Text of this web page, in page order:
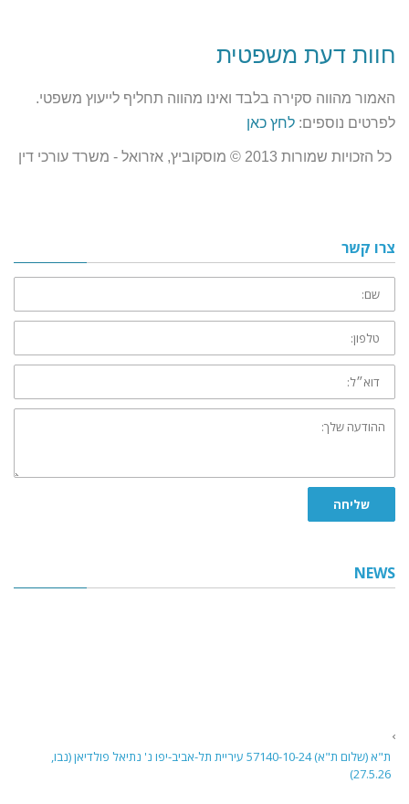
חוות דעת משפטית
האמור מהווה סקירה בלבד ואינו מהווה תחליף לייעוץ משפטי.
לפרטים נוספים: לחץ כאן
כל הזכויות שמורות 2013 © מוסקוביץ, אזרואל - משרד עורכי דין
צרו קשר
שם:
טלפון:
דוא״ל:
ההודעה
שלך:
שליחה
NEWS
ת"א (שלום ת"א) 57140-10-24 עיריית תל-אביב-יפו נ' נתיאל פולדיאן (נבו,
27.5.26)